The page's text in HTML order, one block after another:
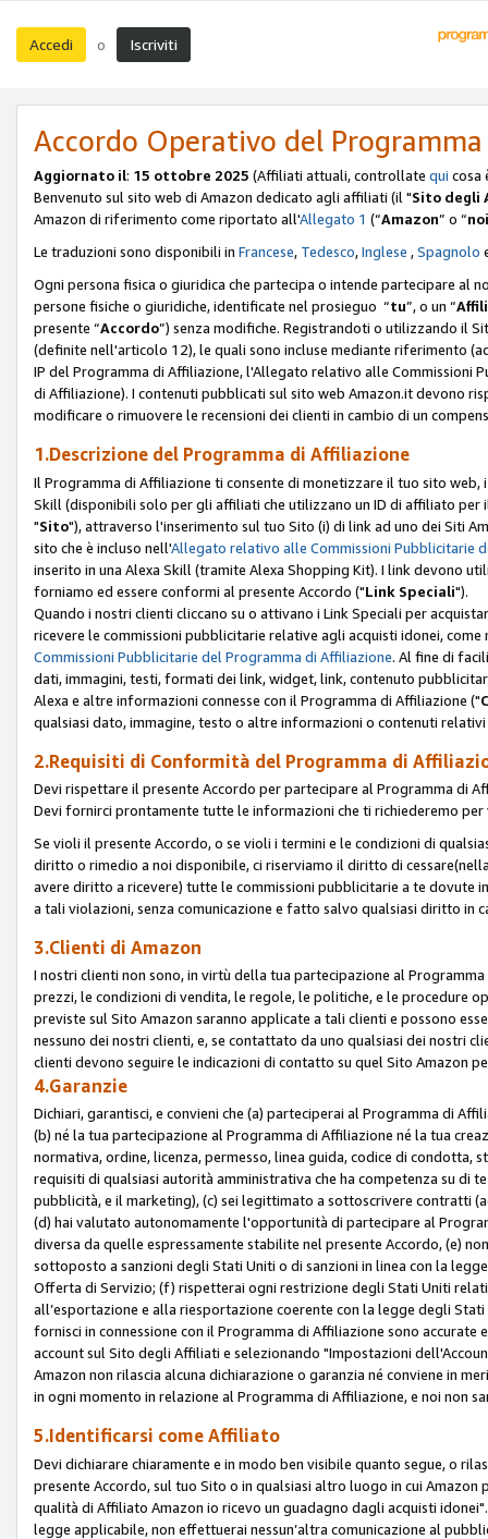
Accedi o Iscriviti
Accordo Operativo del
Aggiornato il: 15 ottobre 2025 (Affiliati attuali, controllate qui cosa
Benvenuto sul sito web di Amazon dedicato agli affiliati (il "Sito degli
Amazon di riferimento come riportato all'Allegato 1 (“Amazon” o “noi
Le traduzioni sono disponibili in Francese, Tedesco,Inglese ,Spagnolo
Ogni persona fisica o giuridica che partecipa o intende partecipare al
persone fisiche o giuridiche, identificate nel prosieguo “tu”, o un “
presente “Accordo”) senza modifiche. Registrandoti o utilizzando il
(definite nell'articolo 12), le quali sono incluse mediante riferimento
IP del Programma di Affiliazione, l'Allegato relativo alle Commissioni
di Affiliazione). I contenuti pubblicati sul sito web Amazon.it devono
modificare o rimuovere le recensioni dei clienti in cambio di un
1.Descrizione del Programma di Affiliazione
Il Programma di Affiliazione ti consente di monetizzare il tuo sito
Skill (disponibili solo per gli affiliati che utilizzano un ID di affiliato per
"Sito"), attraverso l'inserimento sul tuo Sito (i) di link ad uno dei Siti
sito che è incluso nell'Allegato relativo alle Commissioni Pubblicitarie
inserito in una Alexa Skill (tramite Alexa Shopping Kit). I link devono
forniamo ed essere conformi al presente Accordo ("Link Speciali").
Quando i nostri clienti cliccano su o attivano i Link Speciali per
ricevere le commissioni pubblicitarie relative agli acquisti idonei,
Commissioni Pubblicitarie del Programma di Affiliazione. Al fine di
dati, immagini, testi, formati dei link, widget, link, contenuto
Alexa e altre informazioni connesse con il Programma di Affiliazione ("
qualsiasi dato, immagine, testo o altre informazioni o contenuti
2.Requisiti di Conformità del Programma di
Devi rispettare il presente Accordo per partecipare al Programma di
Devi fornirci prontamente tutte le informazioni che ti richiederemo
Se violi il presente Accordo, o se violi i termini e le condizioni di
diritto o rimedio a noi disponibile, ci riserviamo il diritto di
avere diritto a ricevere) tutte le commissioni pubblicitarie a te dovute
a tali violazioni, senza comunicazione e fatto salvo qualsiasi diritto in
3.Clienti di Amazon
I nostri clienti non sono, in virtù della tua partecipazione al
prezzi, le condizioni di vendita, le regole, le politiche, e le procedure
previste sul Sito Amazon saranno applicate a tali clienti e possono
nessuno dei nostri clienti, e, se contattato da uno qualsiasi dei nostri
clienti devono seguire le indicazioni di contatto su quel Sito Amazon
4.Garanzie
Dichiari, garantisci, e convieni che (a) parteciperai al Programma di
(b) né la tua partecipazione al Programma di Affiliazione né la tua
normativa, ordine, licenza, permesso, linea guida, codice di
requisiti di qualsiasi autorità amministrativa che ha competenza su di
pubblicità, e il marketing), (c) sei legittimato a sottoscrivere contratti
(d) hai valutato autonomamente l'opportunità di partecipare al
diversa da quelle espressamente stabilite nel presente Accordo, (e)
sottoposto a sanzioni degli Stati Uniti o di sanzioni in linea con la
Offerta di Servizio; (f) rispetterai ogni restrizione degli Stati Uniti
all’esportazione e alla riesportazione coerente con la legge degli
fornisci in connessione con il Programma di Affiliazione sono
account sul Sito degli Affiliati e selezionando "Impostazioni
Amazon non rilascia alcuna dichiarazione o garanzia né conviene in
in ogni momento in relazione al Programma di Affiliazione, e noi non
5.Identificarsi come Affiliato
Devi dichiarare chiaramente e in modo ben visibile quanto segue, o
presente Accordo, sul tuo Sito o in qualsiasi altro luogo in cui
qualità di Affiliato Amazon io ricevo un guadagno dagli acquisti
legge applicabile, non effettuerai nessun’altra comunicazione al